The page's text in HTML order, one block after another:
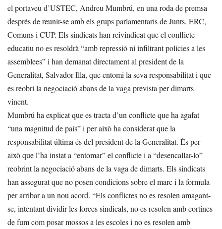
el portaveu d’USTEC, Andreu Mumbrú, en una roda de premsa
després de reunir-se amb els grups parlamentaris de Junts, ERC,
Comuns i CUP. Els sindicats han reivindicat que el conflicte
educatiu no es resoldrà “amb repressió ni infiltrant policies a les
assemblees” i han demanat directament al president de la
Generalitat, Salvador Illa, que entomi la seva responsabilitat i que
es reobri la negociació abans de la vaga prevista per dimarts
vinent.
Mumbrú ha explicat que es tracta d’un conflicte que ha agafat
“una magnitud de país” i per això ha considerat que la
responsabilitat última és del president de la Generalitat. És per
això que l’ha instat a “entomar” el conflicte i a “desencallar-lo”
reobrint la negociació abans de la vaga de dimarts. Els sindicats
han assegurat que no posen condicions sobre el marc i la formula
per arribar a un nou acord. “Els conflictes no es resolen amagant-
se, intentant dividir les forces sindicals, no es resolen amb cortines
de fum com posar mossos a les escoles i no es resolen amb